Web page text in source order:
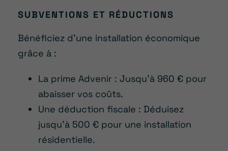
SUBVENTIONS ET RÉDUCTIONS
Bénéficiez d’une installation économique
grâce à :
La prime Advenir : Jusqu’à 960 € pour
abaisser vos coûts.
Une déduction fiscale : Déduisez
jusqu’à 500 € pour une installation
résidentielle.